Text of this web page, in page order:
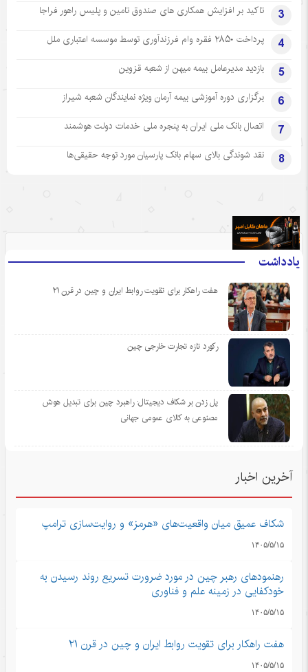
3 تاکید بر افزایش همکاری های صندوق تامین و پلیس راهور فراجا
4 پرداخت ۲۸۵۰ فقره وام فرزندآوری توسط موسسه اعتباری ملل
5 بازدید مدیرعامل بیمه میهن از شعبه قزوین
6 برگزاری دوره آموزشی بیمه آرمان ویژه نمایندگان شعبه شیراز
7 اتصال بانک ملی ایران به پنجره ملی خدمات دولت هوشمند
8 نقد شوندگی بالای سهام بانک پارسیان مورد توجه حقیقی‌ها
یادداشت
هفت راهکار برای تقویت روابط ایران و چین در قرن ۲۱
رکورد تازه تجارت خارجی چین
پل زدن بر شکاف دیجیتال: راهبرد چین برای تبدیل هوش
مصنوعی به کالای عمومی جهانی
.
آخرین اخبار
شکاف عمیق میان واقعیت‌های «هرمز» و روایت‌سازی ترامپ
۱۴۰۵/۵/۱۵
رهنمودهای رهبر چین در مورد ضرورت تسریع روند رسیدن به
خودکفایی در زمینه علم و فناوری
۱۴۰۵/۵/۱۵
هفت راهکار برای تقویت روابط ایران و چین در قرن ۲۱
۱۴۰۵/۵/۱۵